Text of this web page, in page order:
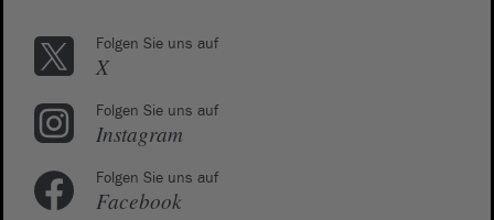
Folgen Sie uns auf
X
Folgen Sie uns auf
Instagram
Folgen Sie uns auf
Facebook